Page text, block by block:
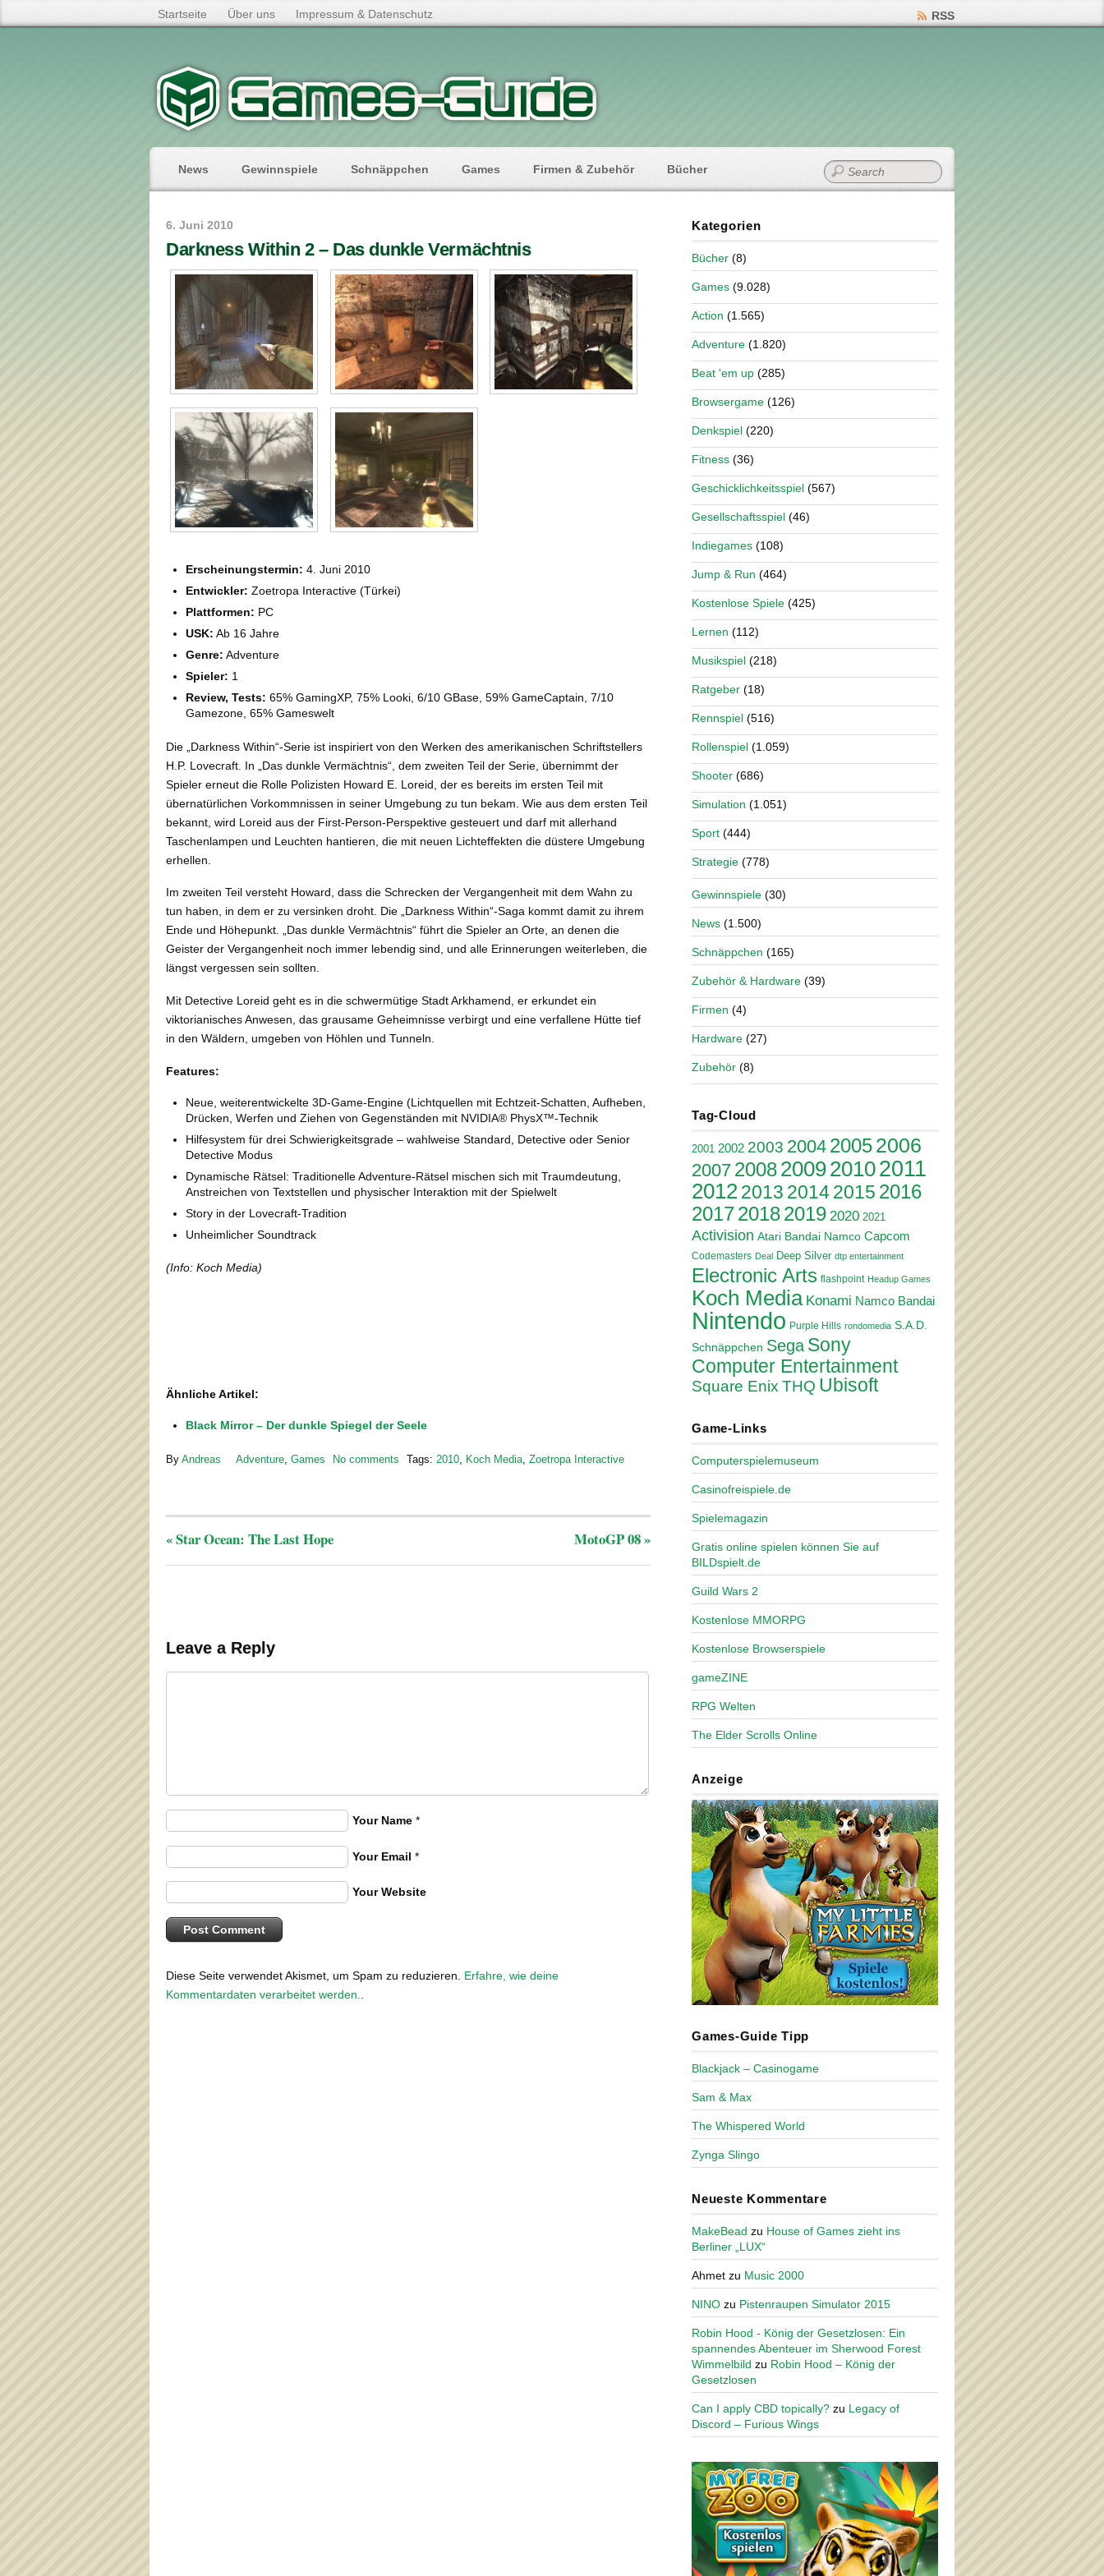
Startseite Über uns Impressum & Datenschutz RSS
News Gewinnspiele Schnäppchen Games Firmen & Zubehör Bücher
6. Juni 2010
Darkness Within 2 – Das dunkle Vermächtnis
Erscheinungstermin: 4. Juni 2010
Entwickler: Zoetropa Interactive (Türkei)
Plattformen: PC
USK: Ab 16 Jahre
Genre: Adventure
Spieler: 1
Review, Tests: 65% GamingXP, 75% Looki, 6/10 GBase, 59% GameCaptain, 7/10
Gamezone, 65% Gameswelt
Die „Darkness Within“-Serie ist inspiriert von den Werken des amerikanischen Schriftstellers
H.P. Lovecraft. In „Das dunkle Vermächtnis“, dem zweiten Teil der Serie, übernimmt der
Spieler erneut die Rolle Polizisten Howard E. Loreid, der es bereits im ersten Teil mit
übernatürlichen Vorkommnissen in seiner Umgebung zu tun bekam. Wie aus dem ersten Teil
bekannt, wird Loreid aus der First-Person-Perspektive gesteuert und darf mit allerhand
Taschenlampen und Leuchten hantieren, die mit neuen Lichteffekten die düstere Umgebung
erhellen.
Im zweiten Teil versteht Howard, dass die Schrecken der Vergangenheit mit dem Wahn zu
tun haben, in dem er zu versinken droht. Die „Darkness Within“-Saga kommt damit zu ihrem
Ende und Höhepunkt. „Das dunkle Vermächtnis“ führt die Spieler an Orte, an denen die
Geister der Vergangenheit noch immer lebendig sind, und alle Erinnerungen weiterleben, die
längst vergessen sein sollten.
Mit Detective Loreid geht es in die schwermütige Stadt Arkhamend, er erkundet ein
viktorianisches Anwesen, das grausame Geheimnisse verbirgt und eine verfallene Hütte tief
in den Wäldern, umgeben von Höhlen und Tunneln.
Features:
Neue, weiterentwickelte 3D-Game-Engine (Lichtquellen mit Echtzeit-Schatten, Aufheben,
Drücken, Werfen und Ziehen von Gegenständen mit NVIDIA® PhysX™-Technik
Hilfesystem für drei Schwierigkeitsgrade – wahlweise Standard, Detective oder Senior
Detective Modus
Dynamische Rätsel: Traditionelle Adventure-Rätsel mischen sich mit Traumdeutung,
Anstreichen von Textstellen und physischer Interaktion mit der Spielwelt
Story in der Lovecraft-Tradition
Unheimlicher Soundtrack
(Info: Koch Media)
Ähnliche Artikel:
Black Mirror – Der dunkle Spiegel der Seele
By Andreas Adventure Games No comments Tags: 2010 Koch Media Zoetropa Interactive
«Star Ocean: The Last Hope MotoGP 08»
Leave a Reply
Your Name *
Your Email *
Your Website
Diese Seite verwendet Akismet, um Spam zu reduzieren. Erfahre, wie deine
Kommentardaten verarbeitet werden.
Kategorien
Bücher (8)
Games (9.028)
Action (1.565)
Adventure (1.820)
Beat 'em up (285)
Browsergame (126)
Denkspiel (220)
Fitness (36)
Geschicklichkeitsspiel (567)
Gesellschaftsspiel (46)
Indiegames (108)
Jump & Run (464)
Kostenlose Spiele (425)
Lernen (112)
Musikspiel (218)
Ratgeber (18)
Rennspiel (516)
Rollenspiel (1.059)
Shooter (686)
Simulation (1.051)
Sport (444)
Strategie (778)
Gewinnspiele (30)
News (1.500)
Schnäppchen (165)
Zubehör & Hardware (39)
Firmen (4)
Hardware (27)
Zubehör (8)
Tag-Cloud
2001 2002 2003 2004 20052006
2007 2008200920102011
20122013 20142015 2016
201720182019 2020 2021
Activision Atari Bandai Namco Capcom
Codemasters Deal Deep Silver dtp entertainment
Electronic Arts flashpoint Headup Games
Koch Media Konami Namco Bandai
Nintendo Purple Hills rondomedia S.A.D.
Schnäppchen Sega Sony
Computer Entertainment
Square Enix THQ Ubisoft
Game-Links
Computerspielemuseum
Casinofreispiele.de
Spielemagazin
Gratis online spielen können Sie auf
BILDspielt.de
Guild Wars 2
Kostenlose MMORPG
Kostenlose Browserspiele
gameZINE
RPG Welten
The Elder Scrolls Online
Anzeige
Games-Guide Tipp
Blackjack – Casinogame
Sam & Max
The Whispered World
Zynga Slingo
Neueste Kommentare
MakeBead zu House of Games zieht ins
Berliner „LUX“
Ahmet zu Music 2000
NINO zu Pistenraupen Simulator 2015
Robin Hood - König der Gesetzlosen: Ein
spannendes Abenteuer im Sherwood Forest
Wimmelbild zu Robin Hood – König der
Gesetzlosen
Can I apply CBD topically? zu Legacy of
Discord – Furious Wings